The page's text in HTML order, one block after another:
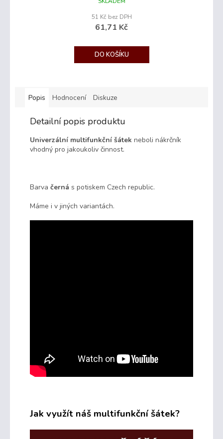
51 Kč bez DPH
61,71 Kč
DO KOŠÍKU
Popis Hodnocení Diskuze
Detailní popis produktu
Univerzální multifunkční šátek neboli nákrčník
vhodný pro jakoukoliv činnost.
Barva černá s potiskem Czech republic.
Máme i v jiných variantách.
Jak využít náš multifunkční šátek?